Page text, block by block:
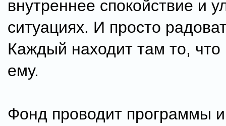
внутреннее спокойствие и
ситуациях. И просто
Каждый находит там то,
ему.
Фонд проводит программы